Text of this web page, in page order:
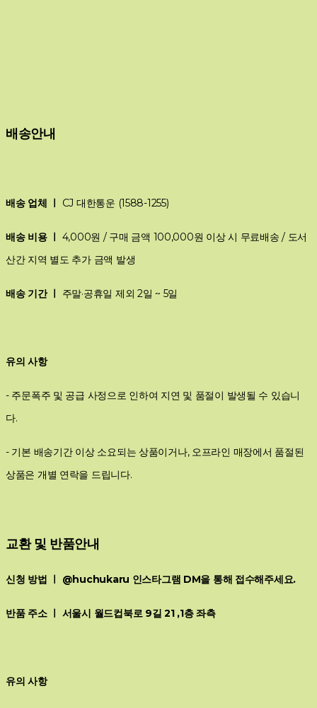
배송안내
배송 업체 ㅣ CJ 대한통운 (1588-1255)
배송 비용 ㅣ 4,000원 / 구매 금액 100,000원 이상 시 무료배송 / 도서
산간 지역 별도 추가 금액 발생
배송 기간 ㅣ 주말·공휴일 제외 2일 ~ 5일
유의 사항
- 주문폭주 및 공급 사정으로 인하여 지연 및 품절이 발생될 수 있습니
다.
- 기본 배송기간 이상 소요되는 상품이거나, 오프라인 매장에서 품절된
상품은 개별 연락을 드립니다.
교환 및 반품안내
신청 방법 ㅣ @huchukaru 인스타그램 DM을 통해 접수해주세요.
반품 주소 ㅣ 서울시 월드컵북로 9길 21 ,1층 좌측
유의 사항